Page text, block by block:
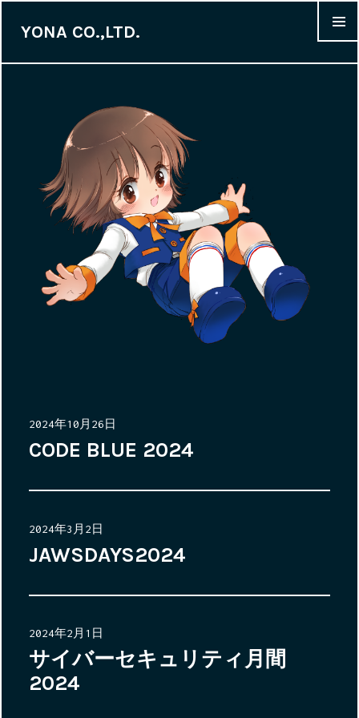
YONA CO.,LTD.
投
稿
2024年10月26日
CODE BLUE 2024
投
稿
2024年3月2日
JAWSDAYS2024
投
稿
日:
2024年2月1日
サイバーセキュリティ月間
2024